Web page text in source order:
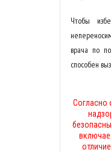
Чтобы
врача по
способен
Согласно